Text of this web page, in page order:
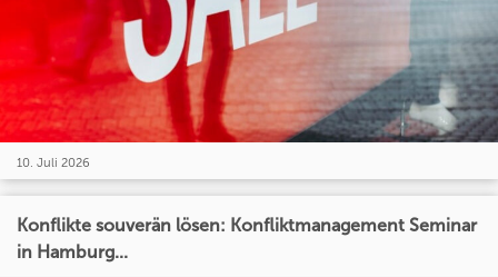
10. Juli 2026
Konflikte souverän lösen: Konfliktmanagement Seminar
in Hamburg...